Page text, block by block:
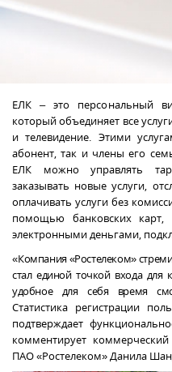
ЕЛК – это персональный
который объединяет все
и телевидение. Этими
абонент, так и члены его
ЕЛК можно управлять
заказывать новые услуги,
оплачивать услуги без
помощью банковских карт,
электронными деньгами,
«Компания «Ростелеком»
стал единой точкой входа для
удобное для себя время
Статистика регистрации
подтверждает
комментирует
ПАО «Ростелеком» Данила